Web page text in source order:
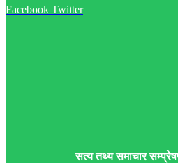
Facebook Twitter
सत्य तथ्य समाचार